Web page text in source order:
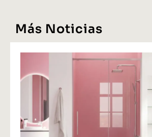
Más Noticias